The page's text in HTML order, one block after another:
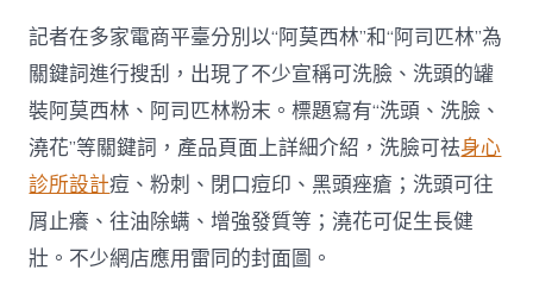
記者在多家電商平臺分別以“阿莫西林”和“阿司匹林”為
關鍵詞進行搜刮，出現了不少宣稱可洗臉、洗頭的罐
裝阿莫西林、阿司匹林粉末。標題寫有“洗頭、洗臉、
澆花”等關鍵詞，產品頁面上詳細介紹，洗臉可祛身心
診所設計痘、粉刺、閉口痘印、黑頭痤瘡；洗頭可往
屑止癢、往油除螨、增強發質等；澆花可促生長健
壯。不少網店應用雷同的封面圖。